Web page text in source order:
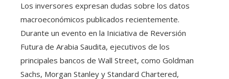
Los inversores expresan dudas sobre los datos
macroeconómicos publicados recientemente.
Durante un evento en la Iniciativa de Reversión
Futura de Arabia Saudita, ejecutivos de los
principales bancos de Wall Street, como Goldman
Sachs, Morgan Stanley y Standard Chartered,